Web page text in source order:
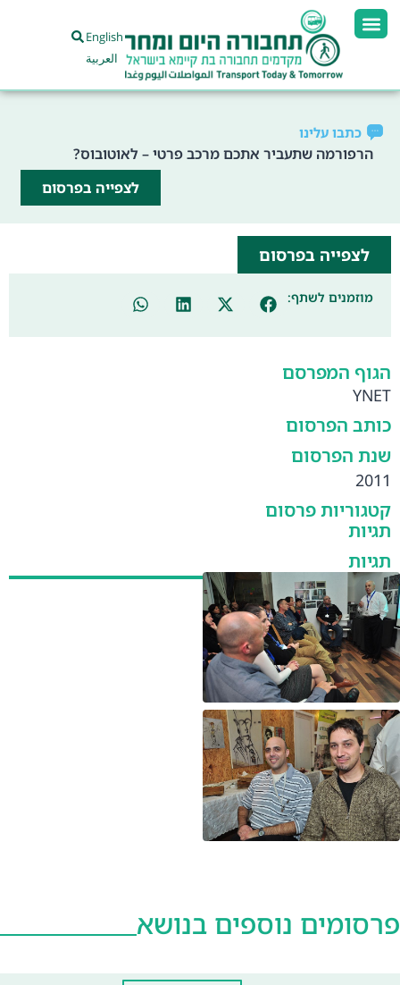
English
العربية
כתבו עלינו
הרפורמה שתעביר אתכם מרכב פרטי – לאוטובוס?
לצפייה בפרסום
לצפייה בפרסום
מוזמנים לשתף:
הגוף המפרסם
YNET
כותב הפרסום
שנת הפרסום
2011
קטגוריות פרסום
תגיות
תגיות
פרסומים נוספים בנושא